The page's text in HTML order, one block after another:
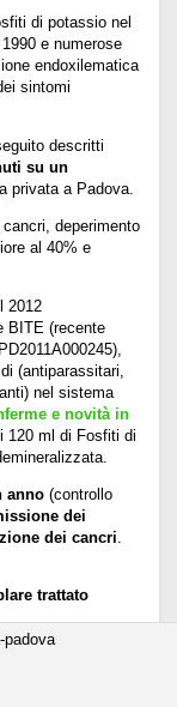
di potassio nel
e numerose
endoxilematica
sintomi
descritti
su un
privata a Padova.
deperimento
al 40% e
2012
BITE (recente
(antiparassitari,
nel sistema
e novità in
120 ml di Fosfiti di
anno (controllo
dei
dei cancri
trattato